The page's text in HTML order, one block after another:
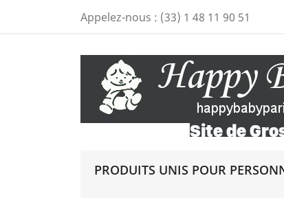
Appelez-nous : (33) 1 48 11 90 51
PRODUITS UNIS POUR